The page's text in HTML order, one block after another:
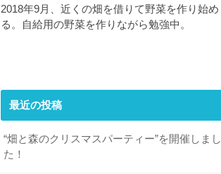
2018年9月、近くの畑を借りて野菜を作り始め
る。自給用の野菜を作りながら勉強中。
最近の投稿
“畑と森のクリスマスパーティー”を開催しまし
た！